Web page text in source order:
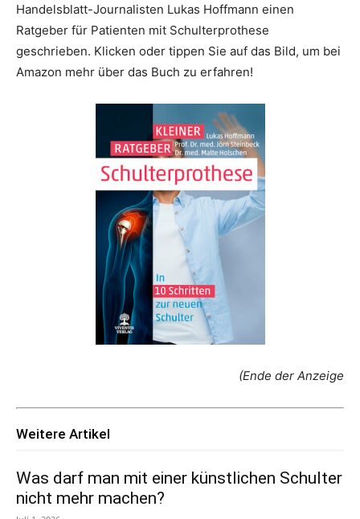
Handelsblatt-Journalisten Lukas Hoffmann einen
Ratgeber für Patienten mit Schulterprothese
geschrieben. Klicken oder tippen Sie auf das Bild, um bei
Amazon mehr über das Buch zu erfahren!
(Ende der Anzeige
Weitere Artikel
Was darf man mit einer künstlichen Schulter
nicht mehr machen?